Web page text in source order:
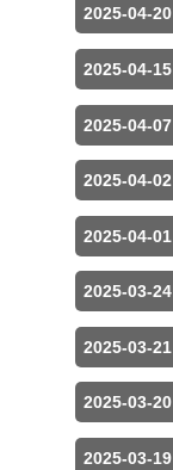
2025-04-20
2025-04-15
2025-04-07
2025-04-02
2025-04-01
2025-03-24
2025-03-21
2025-03-20
2025-03-19